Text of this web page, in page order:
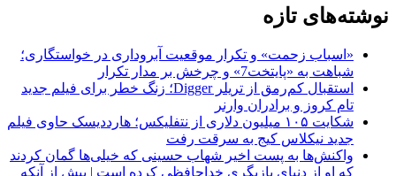
نوشته‌های تازه
«اسباب زحمت» و تکرار موقعیت آبروداری در خواستگاری؛
شباهت به «پایتخت7» و چرخش بر مدار تکرار
استقبال کم‌رمق از تریلر Digger؛ زنگ خطر برای فیلم جدید
تام کروز و برادران وارنر
شکایت ۱۰۵ میلیون دلاری از نتفلیکس؛ هارددیسک حاوی فیلم
جدید نیکلاس کیج به سرقت رفت
واکنش‌ها به پست اخیر شهاب حسینی که خیلی‌ها گمان کردند
که او از دنیای بازیگری خداحافظی کرده است | پیش از آنکه